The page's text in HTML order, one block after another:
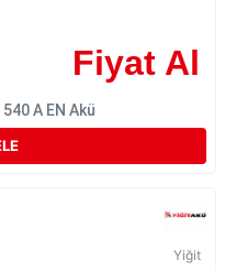
Fiyat Al
A EN Akü
Yiğit